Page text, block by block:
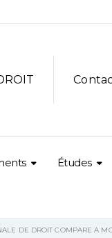
Études
DE DROIT COMPARE A